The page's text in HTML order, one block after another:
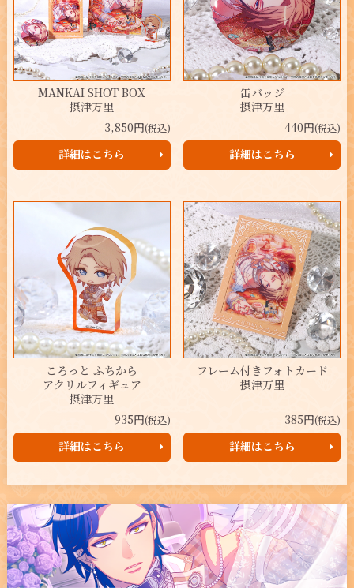
MANKAI SHOT BOX
摂津万里
3,850円(税込)
詳細はこちら
缶バッジ
摂津万里
440円(税込)
詳細はこちら
ころっと ふちから
アクリルフィギュア
摂津万里
935円(税込)
詳細はこちら
フレーム付きフォトカード
摂津万里
385円(税込)
詳細はこちら